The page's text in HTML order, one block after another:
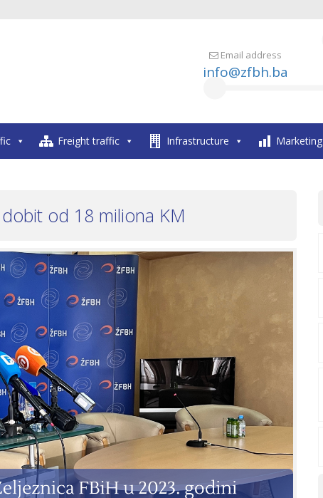
Email address
info@zfbh.ba
Freight traffic Infrastructure Marketing
od 18 miliona KM